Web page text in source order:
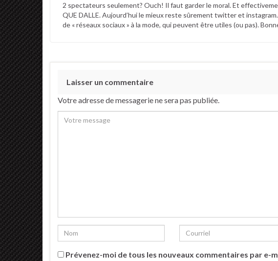
2 spectateurs seulement? Ouch! Il faut garder le moral. Et
QUE DALLE. Aujourd’hui le mieux reste sûrement twitter et
de « réseaux sociaux » à la mode, qui peuvent être utiles (ou pas).
Laisser un commentaire
Votre adresse de messagerie ne sera pas publiée.
Prévenez-moi de tous les nouveaux commentaires par e-